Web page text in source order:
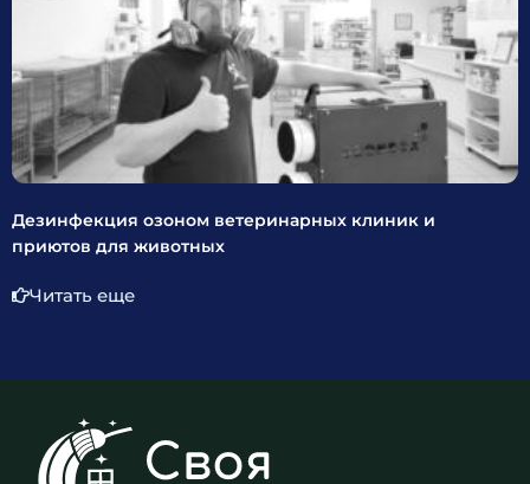
Дезинфекция озоном ветеринарных клиник и
приютов для животных
Читать еще